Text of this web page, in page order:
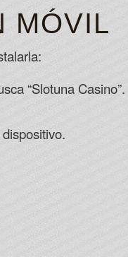
MÓVIL
“Slotuna Casino”.